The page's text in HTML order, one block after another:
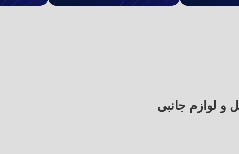
و لوازم جانبی